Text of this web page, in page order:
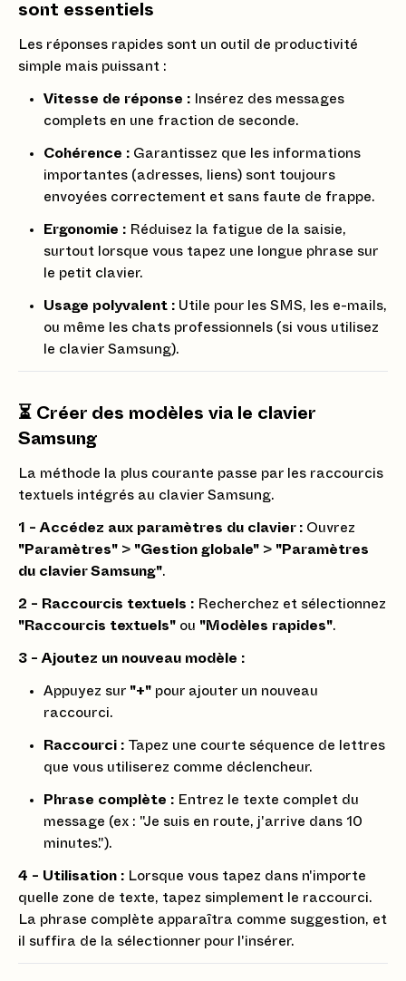
sont essentiels
Les réponses rapides sont un outil de productivité
simple mais puissant :
Vitesse de réponse : Insérez des messages
complets en une fraction de seconde.
Cohérence : Garantissez que les informations
importantes (adresses, liens) sont toujours
envoyées correctement et sans faute de frappe.
Ergonomie : Réduisez la fatigue de la saisie,
surtout lorsque vous tapez une longue phrase sur
le petit clavier.
Usage polyvalent : Utile pour les SMS, les e-mails,
ou même les chats professionnels (si vous utilisez
le clavier Samsung).
⏳ Créer des modèles via le clavier
Samsung
La méthode la plus courante passe par les raccourcis
textuels intégrés au clavier Samsung.
1 - Accédez aux paramètres du clavier : Ouvrez
"Paramètres" > "Gestion globale" > "Paramètres
du clavier Samsung".
2 - Raccourcis textuels : Recherchez et sélectionnez
"Raccourcis textuels" ou "Modèles rapides".
3 - Ajoutez un nouveau modèle :
Appuyez sur "+" pour ajouter un nouveau
raccourci.
Raccourci : Tapez une courte séquence de lettres
que vous utiliserez comme déclencheur.
Phrase complète : Entrez le texte complet du
message (ex : "Je suis en route, j'arrive dans 10
minutes.").
4 - Utilisation : Lorsque vous tapez dans n'importe
quelle zone de texte, tapez simplement le raccourci.
La phrase complète apparaîtra comme suggestion, et
il suffira de la sélectionner pour l'insérer.